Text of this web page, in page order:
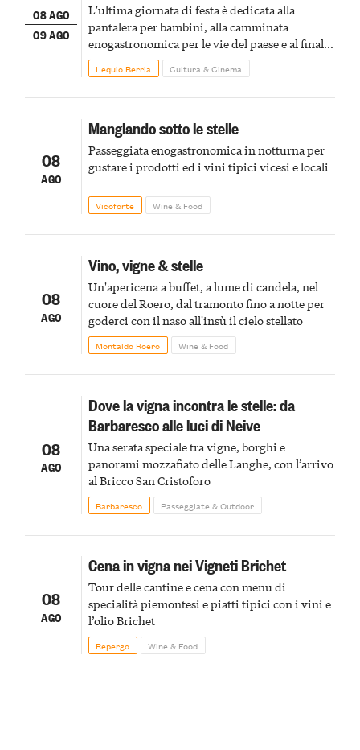
08 AGO
09 AGO
L'ultima giornata di festa è dedicata alla
pantalera per bambini, alla camminata
enogastronomica per le vie del paese e al finale
pirotecnico
Lequio Berria Cultura & Cinema
08
AGO
Mangiando sotto le stelle
Passeggiata enogastronomica in notturna per
gustare i prodotti ed i vini tipici vicesi e locali
Vicoforte Wine & Food
08
AGO
Vino, vigne & stelle
Un'apericena a buffet, a lume di candela, nel
cuore del Roero, dal tramonto fino a notte per
goderci con il naso all'insù il cielo stellato
Montaldo Roero Wine & Food
08
AGO
Dove la vigna incontra le stelle: da
Barbaresco alle luci di Neive
Una serata speciale tra vigne, borghi e
panorami mozzafiato delle Langhe, con l’arrivo
al Bricco San Cristoforo
Barbaresco Passeggiate & Outdoor
08
AGO
Cena in vigna nei Vigneti Brichet
Tour delle cantine e cena con menu di
specialità piemontesi e piatti tipici con i vini e
l’olio Brichet
Repergo Wine & Food